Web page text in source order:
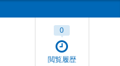
閲覧履歴
0